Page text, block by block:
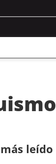
leído